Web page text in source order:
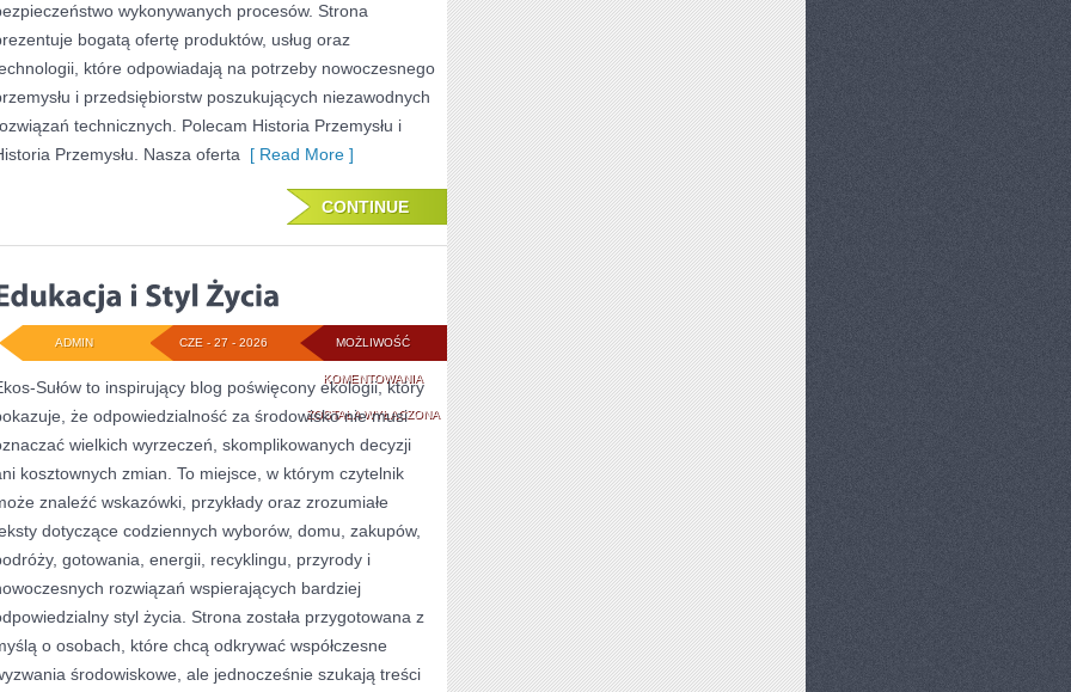
wykonywanych procesów. Strona
bogatą ofertę produktów, usług oraz
które odpowiadają na potrzeby nowoczesnego
i przedsiębiorstw poszukujących niezawodnych
technicznych. Polecam Historia Przemysłu i
Przemysłu. Nasza oferta [ Read More ]
CONTINUE
MOŻLIWOŚĆ
KOMENTOWANIAEDUKACJA
I
STYL
ŻYCIA
ZOSTAŁA WYŁĄCZONA
CZE - 27 - 2026
ADMIN
Sułów to inspirujący blog poświęcony ekologii, który
że odpowiedzialność za środowisko nie musi
wielkich wyrzeczeń, skomplikowanych decyzji
kosztownych zmian. To miejsce, w którym czytelnik
znaleźć wskazówki, przykłady oraz zrozumiałe
dotyczące codziennych wyborów, domu, zakupów,
gotowania, energii, recyklingu, przyrody i
rozwiązań wspierających bardziej
styl życia. Strona została przygotowana z
o osobach, które chcą odkrywać współczesne
środowiskowe, ale jednocześnie szukają treści